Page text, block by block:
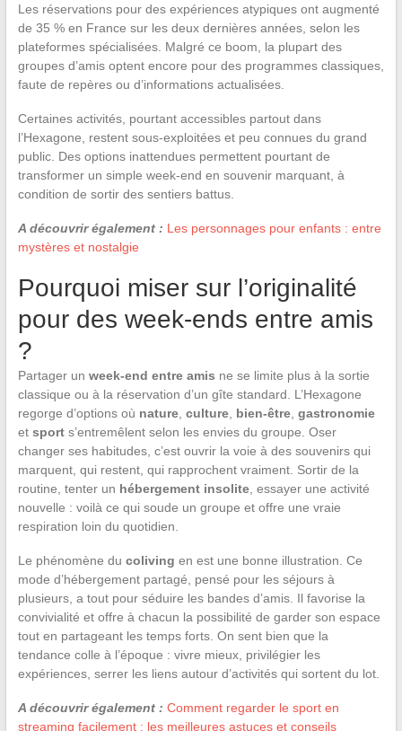
Les réservations pour des expériences atypiques ont augmenté
de 35 % en France sur les deux dernières années, selon les
plateformes spécialisées. Malgré ce boom, la plupart des
groupes d’amis optent encore pour des programmes classiques,
faute de repères ou d’informations actualisées.
Certaines activités, pourtant accessibles partout dans
l’Hexagone, restent sous-exploitées et peu connues du grand
public. Des options inattendues permettent pourtant de
transformer un simple week-end en souvenir marquant, à
condition de sortir des sentiers battus.
A découvrir également : Les personnages pour enfants : entre
mystères et nostalgie
Pourquoi miser sur l’originalité
pour des week-ends entre amis
?
Partager un week-end entre amis ne se limite plus à la sortie
classique ou à la réservation d’un gîte standard. L’Hexagone
regorge d’options où nature, culture, bien-être, gastronomie
et sports’entremêlent selon les envies du groupe. Oser
changer ses habitudes, c’est ouvrir la voie à des souvenirs qui
marquent, qui restent, qui rapprochent vraiment. Sortir de la
routine, tenter un hébergement insolite, essayer une activité
nouvelle : voilà ce qui soude un groupe et offre une vraie
respiration loin du quotidien.
Le phénomène du coliving en est une bonne illustration. Ce
mode d’hébergement partagé, pensé pour les séjours à
plusieurs, a tout pour séduire les bandes d’amis. Il favorise la
convivialité et offre à chacun la possibilité de garder son espace
tout en partageant les temps forts. On sent bien que la
tendance colle à l’époque : vivre mieux, privilégier les
expériences, serrer les liens autour d’activités qui sortent du lot.
A découvrir également : Comment regarder le sport en
streaming facilement : les meilleures astuces et conseils